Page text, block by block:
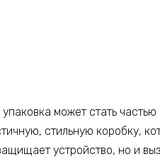
может стать
стильную коробку,
устройство, но и